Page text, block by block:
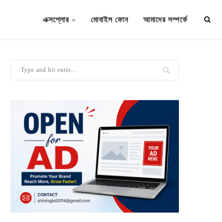
এক্সপ্লোর মোবাইল ফোন আমাদের সম্পর্কে